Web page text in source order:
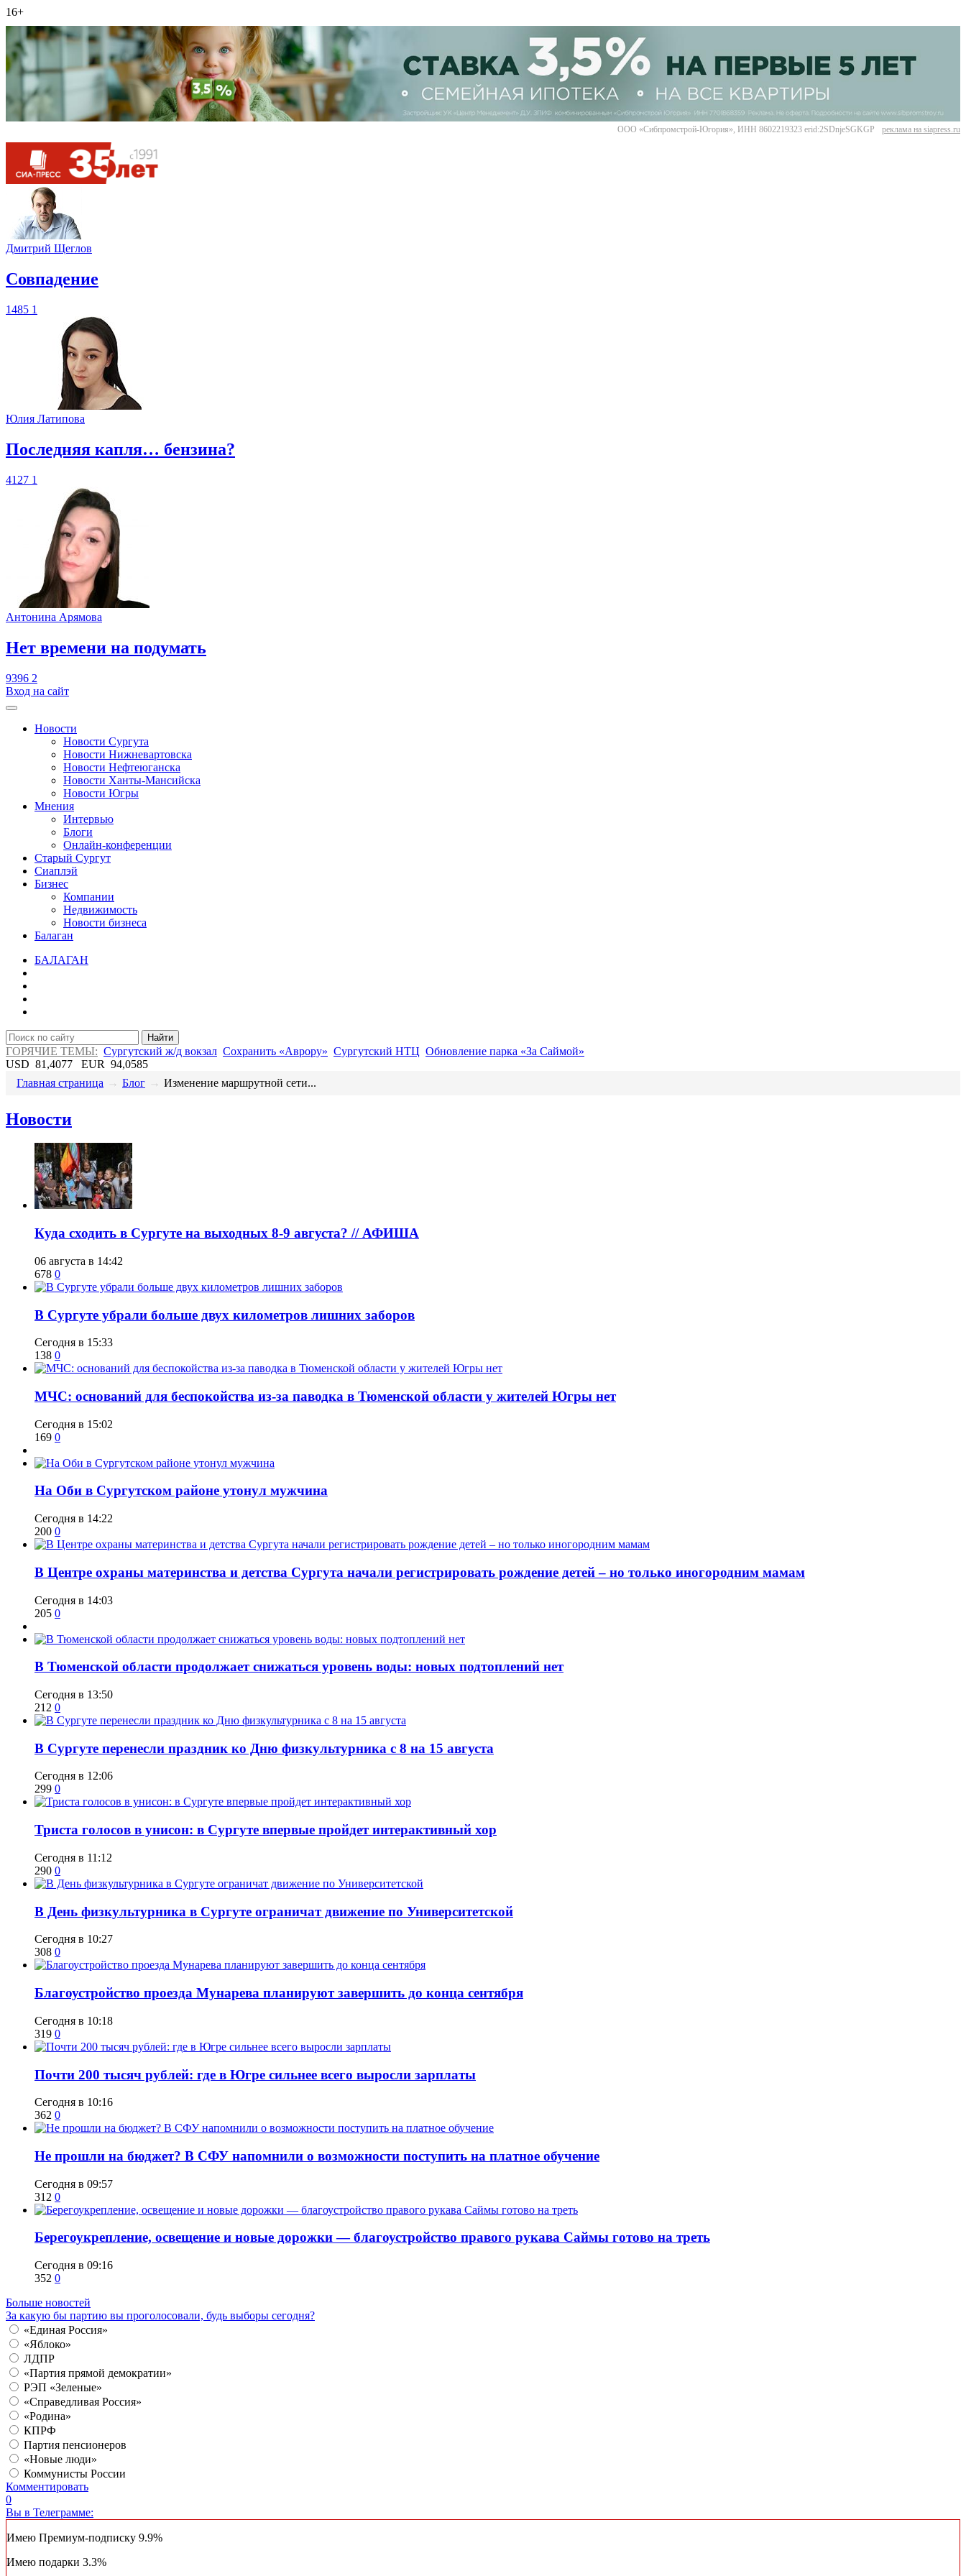
16+
ООО «Сибпромстрой-Югория», ИНН 8602219323 erid:2SDnjeSGKGP реклама на siapress.ru
Дмитрий Щеглов
​Совпадение
1485 1
Юлия Латипова
​Последняя капля… бензина?
4127 1
Антонина Арямова
​Нет времени на подумать
9396 2
Вход на сайт
Новости
Новости Сургута
Новости Нижневартовска
Новости Нефтеюганска
Новости Ханты-Мансийска
Новости Югры
Мнения
Интервью
Блоги
Онлайн-конференции
Старый Сургут
Сиаплэй
Бизнес
Компании
Недвижимость
Новости бизнеса
Балаган
БАЛАГАН
Найти
ГОРЯЧИЕ ТЕМЫ: Сургутский ж/д вокзал Сохранить «Аврору» Сургутский НТЦ Обновление парка «За Саймой»
USD 81,4077 EUR 94,0585
Главная страница → Блог → ​Изменение маршрутной сети...
Новости
​Куда сходить в Сургуте на выходных 8-9 августа? // АФИША
06 августа в 14:42
678 0
​В Сургуте убрали больше двух километров лишних заборов
Сегодня в 15:33
138 0
​МЧС: оснований для беспокойства из-за паводка в Тюменской области у жителей Югры нет
Сегодня в 15:02
169 0
​На Оби в Сургутском районе утонул мужчина
Сегодня в 14:22
200 0
​В Центре охраны материнства и детства Сургута начали регистрировать рождение детей – но только иногородним мамам
Сегодня в 14:03
205 0
​В Тюменской области продолжает снижаться уровень воды: новых подтоплений нет
Сегодня в 13:50
212 0
​В Сургуте перенесли праздник ко Дню физкультурника с 8 на 15 августа
Сегодня в 12:06
299 0
​Триста голосов в унисон: в Сургуте впервые пройдет интерактивный хор
Сегодня в 11:12
290 0
​В День физкультурника в Сургуте ограничат движение по Университетской
Сегодня в 10:27
308 0
Благоустройство проезда Мунарева планируют завершить до конца сентября
Сегодня в 10:18
319 0
​Почти 200 тысяч рублей: где в Югре сильнее всего выросли зарплаты
Сегодня в 10:16
362 0
Не прошли на бюджет? В СФУ напомнили о возможности поступить на платное обучение
Сегодня в 09:57
312 0
Берегоукрепление, освещение и новые дорожки — благоустройство правого рукава Саймы готово на треть
Сегодня в 09:16
352 0
Больше новостей
За какую бы партию вы проголосовали, будь выборы сегодня?
«Единая Россия»
«Яблоко»
ЛДПР
«Партия прямой демократии»
РЭП «Зеленые»
«Справедливая Россия»
«Родина»
КПРФ
Партия пенсионеров
«Новые люди»
Коммунисты России
Комментировать
0
Вы в Телеграмме:
Имею Премиум-подписку 9.9%
Имею подарки 3.3%